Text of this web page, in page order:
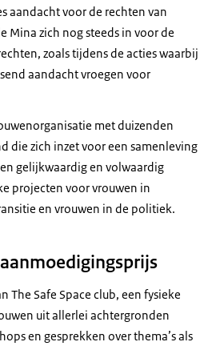
aandacht voor de rechten van
Mina zich nog steeds in voor de
zoals tijdens de acties waarbij
aandacht vroegen voor
met duizenden
die zich inzet voor een samenleving
gelijkwaardig en volwaardig
projecten voor vrouwen in
en vrouwen in de politiek.
The Safe Space club, een fysieke
uit allerlei achtergronden
en gesprekken over thema’s als